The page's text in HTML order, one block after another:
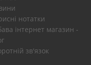
нотатки
інтернет магазин -
зв'язок